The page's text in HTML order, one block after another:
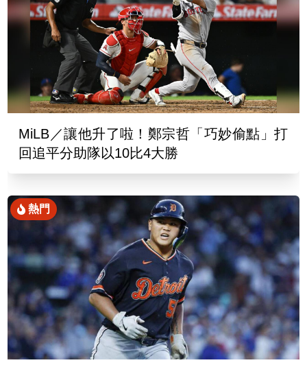
MiLB／讓他升了啦！鄭宗哲「巧妙偷點」打
回追平分助隊以10比4大勝
熱門